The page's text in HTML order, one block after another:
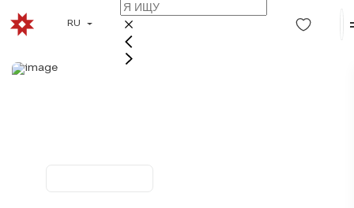
RU